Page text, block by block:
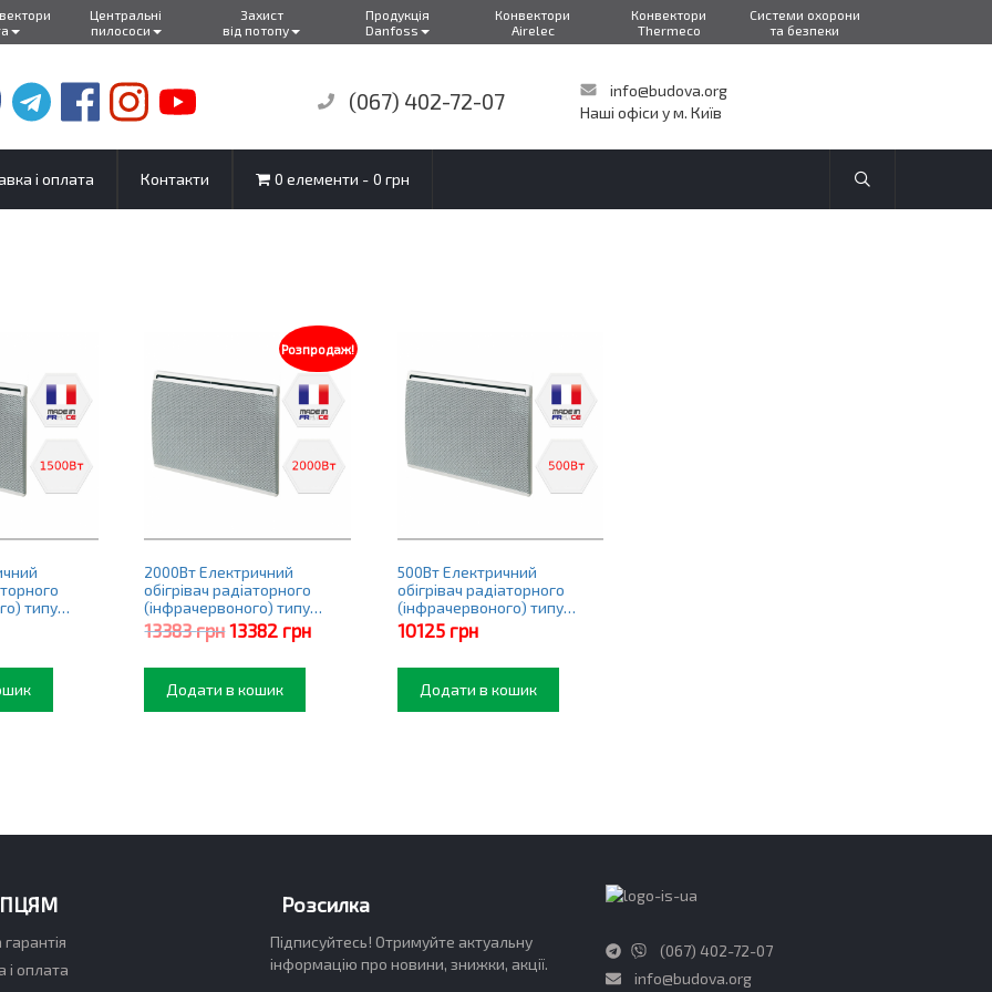
(067) 402-72-07
info@budova.org
Наші офіси у м. Київ
і оплата Контакти 0 елементи 0 грн
типу
Розпродаж!
2000Вт Електричний
обігрівач радіаторного
(інфрачервоного) типу
Premier PRO
13383грнОригінальна
13382 грнПоточна
Додати в кошик
500Вт Електричний
обігрівач радіаторного
(інфрачервоного) типу
Premier PRO
10125 грн
Додати в кошик
гарантія
і оплата
Розсилка
Підписуйтесь! Отримуйте актуальну
інформацію про новини, знижки, акції.
(067) 402-72-07
info@budova.org
Центральні
пилососи
Захист
від потопу
Продукція
Danfoss
Конвектори
Airelec
Конвектори
Thermeco
Системи охорони
та безпеки